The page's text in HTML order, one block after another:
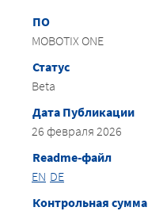
ПО
MOBOTIX ONE
Статус
Beta
Дата Публикации
26 февраля 2026
Readme-файл
EN DE
Контрольная сумма